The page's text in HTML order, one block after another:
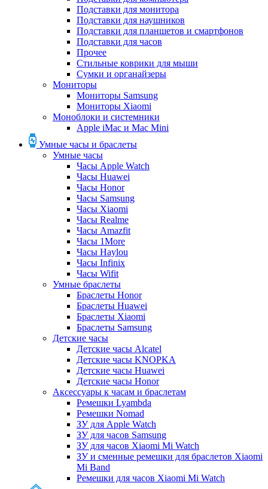
Подставки для монитора
Подставки для наушников
Подставки для планшетов и смартфонов
Подставки для часов
Прочее
Стильные коврики для мыши
Сумки и органайзеры
Мониторы
Мониторы Samsung
Мониторы Xiaomi
Моноблоки и системники
Apple iMac и Mac Mini
Умные часы и браслеты
Умные часы
Часы Apple Watch
Часы Huawei
Часы Honor
Часы Samsung
Часы Xiaomi
Часы Realme
Часы Amazfit
Часы 1More
Часы Haylou
Часы Infinix
Часы Wifit
Умные браслеты
Браслеты Honor
Браслеты Huawei
Браслеты Xiaomi
Браслеты Samsung
Детские часы
Детские часы Alcatel
Детские часы KNOPKA
Детские часы Huawei
Детские часы Honor
Аксессуары к часам и браслетам
Ремешки Lyambda
Ремешки Nomad
ЗУ для Apple Watch
ЗУ для часов Samsung
ЗУ для часов Xiaomi Mi Watch
ЗУ и сменные ремешки для браслетов Xiaomi
Mi Band
Ремешки для часов Xiaomi Mi Watch